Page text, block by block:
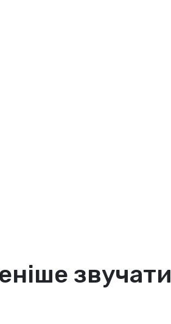
звучати